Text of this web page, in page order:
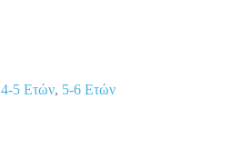
4-5 Ετών, 5-6 Ετών